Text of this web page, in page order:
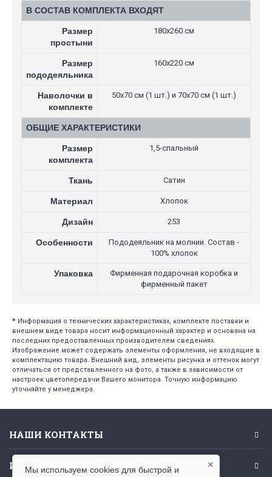
В СОСТАВ КОМПЛЕКТА ВХОДЯТ
Размер
простыни
180х260 см
Размер
пододеяльника
160х220 см
Наволочки в
комплекте
50х70 см (1 шт.) и 70х70 см (1 шт.)
ОБЩИЕ ХАРАКТЕРИСТИКИ
Размер
комплекта
1,5-спальный
Ткань Сатин
Материал Хлопок
Дизайн 253
Особенности
Пододеяльник на молнии. Состав -
100% хлопок
Упаковка
Фирменная подарочная коробка и
фирменный пакет
* Информация о технических характеристиках, комплекте поставки и
внешнем виде товара носит информационный характер и основана на
последних предоставленных производителем сведениях.
Изображение может содержать элементы оформления, не входящие в
комплектацию товара. Внешний вид, элементы рисунка и оттенок могут
отличаться от представленного на фото, а также в зависимости от
настроек цветопередачи Вашего монитора. Точную информацию
уточняйте у менеджера.
НАШИ КОНТАКТЫ
ИНФОРМАЦИЯ ×
Мы используем cookies для быстрой и